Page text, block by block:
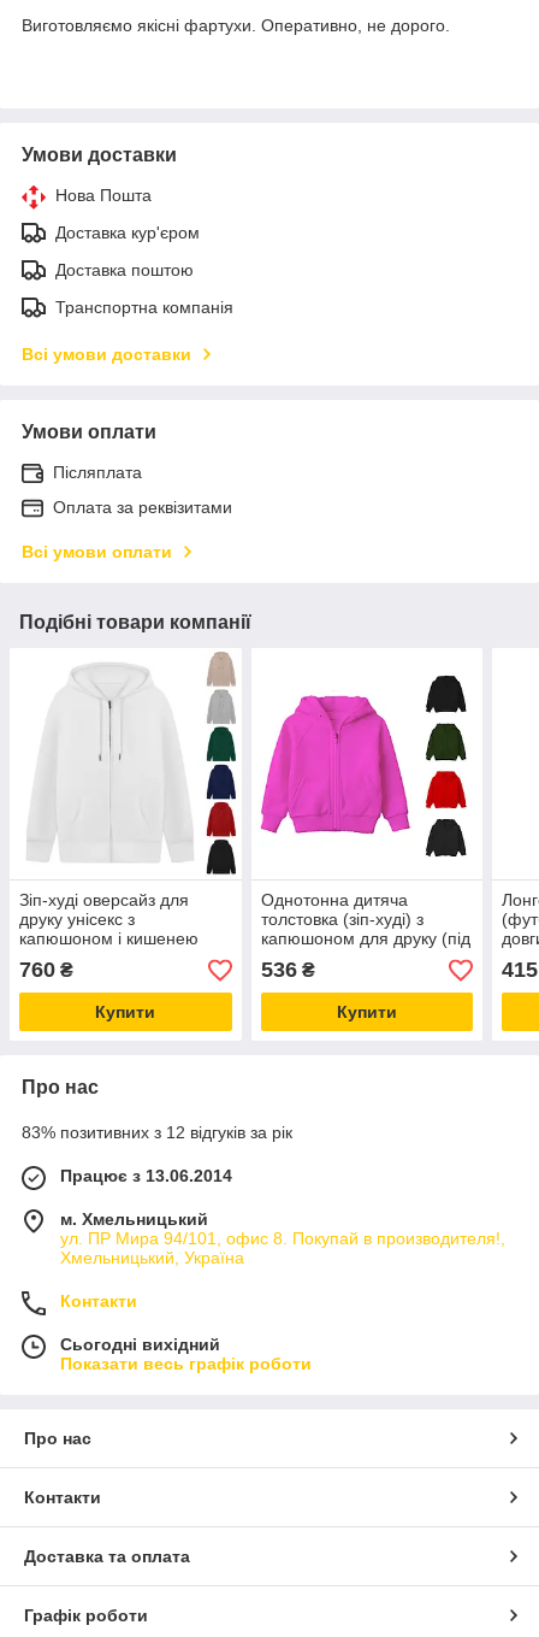
Виготовляємо якісні фартухи. Оперативно, не дорого.
Умови доставки
Нова Пошта
Доставка кур'єром
Доставка поштою
Транспортна компанія
Всі умови доставки
Умови оплати
Післяплата
Оплата за реквізитами
Всі умови оплати
Подібні товари компанії
Зіп-худі оверсайз для
друку унісекс з
капюшоном і кишенею
кенгуру Zip-худі
760 ₴
Купити
Однотонна дитяча
толстовка (зіп-худі) з
капюшоном для друку (під
нанесення принту)
536₴
Купити
415
Про нас
83% позитивних з 12 відгуків за рік
Працює з 13.06.2014
м. Хмельницький
ул. ПР Мира 94/101, офис 8. Покупай в производителя!,
Хмельницький, Україна
Контакти
Сьогодні вихідний
Показати весь графік роботи
Про нас
Контакти
Доставка та оплата
Графік роботи